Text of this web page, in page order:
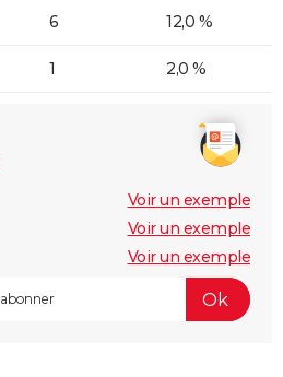
6 12,0 %
1 2,0 %
Voir un exemple
Voir un exemple
Voir un exemple